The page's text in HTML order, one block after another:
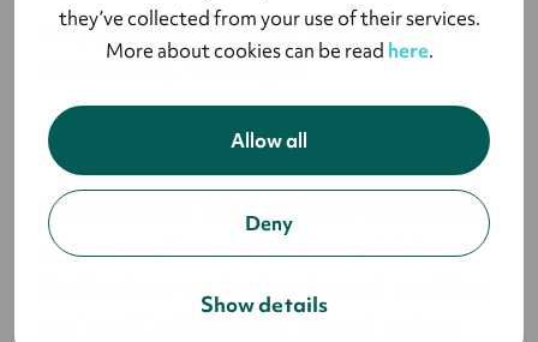
they’ve collected from your use of their services.
More about cookies can be read here.
Allow all
Deny
Show details
De uppgifter som hanteras i systemet ägs alltid
4. Serverplatser
En annan central fråga handlar om serverplatser
och var uppgifterna lagras. Företag behöver